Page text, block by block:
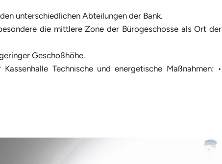
unterschiedlichen Abteilungen der Bank.
die mittlere Zone der Bürogeschosse als Ort der
Geschoßhöhe.
Technische und energetische Maßnahmen: •